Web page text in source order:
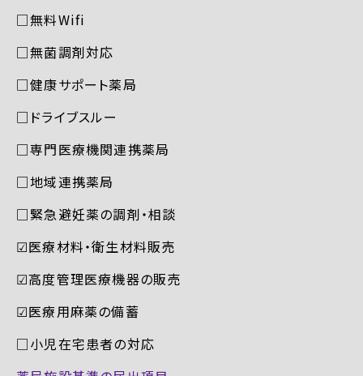
□無料Wifi
□無菌調剤対応
□健康サポート薬局
□ドライブスルー
□専門医療機関連携薬局
□地域連携薬局
□緊急避妊薬の調剤・相談
☑︎医療材料・衛生材料販売
☑︎高度管理医療機器の販売
☑︎医療用麻薬の備蓄
□小児在宅患者の対応